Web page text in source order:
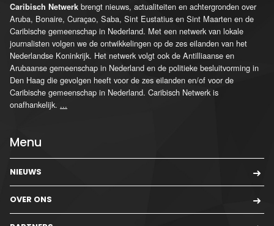
Caribisch Netwerk brengt nieuws, actualiteiten en achtergronden over
Aruba, Bonaire, Curaçao, Saba, Sint Eustatius en Sint Maarten en de
Caribische gemeenschap in Nederland. Met een netwerk van lokale
journalisten volgen we de ontwikkelingen op de zes eilanden van het
Nederlandse Koninkrijk. Het netwerk volgt ook de Antilliaanse en
Arubaanse gemeenschap in Nederland en de politieke besluitvorming in
Den Haag die gevolgen heeft voor de zes eilanden en/of voor de
Caribische gemeenschap in Nederland. Caribisch Netwerk is
onafhankelijk. ...
Menu
NIEUWS
OVER ONS